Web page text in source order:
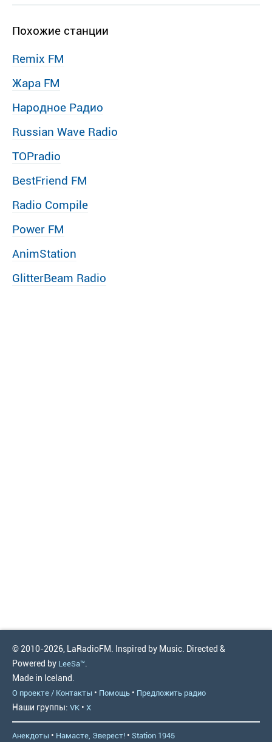
Похожие станции
Remix FM
Жара FM
Народное Радио
Russian Wave Radio
TOPradio
BestFriend FM
Radio Compile
Power FM
AnimStation
GlitterBeam Radio
© 2010-2026, LaRadioFM. Inspired by Music. Directed &
Powered by LeeSa™.
Made in Iceland.
О проекте / Контакты • Помощь • Предложить радио
Наши группы: VK • X
Анекдоты • Намасте, Эверест! • Station 1945